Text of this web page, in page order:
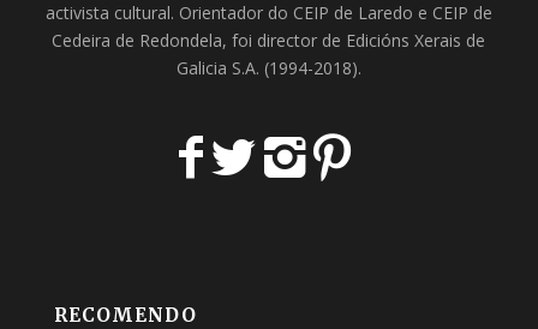
activista cultural. Orientador do CEIP de Laredo e CEIP de
Cedeira de Redondela, foi director de Edicións Xerais de
Galicia S.A. (1994-2018).
RECOMENDO